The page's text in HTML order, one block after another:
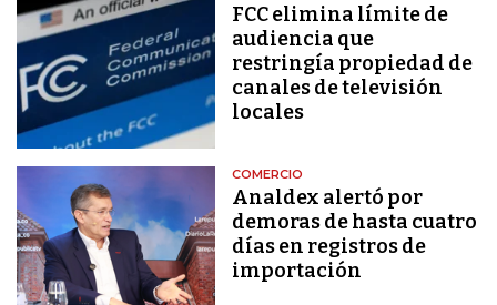
FCC elimina límite de
audiencia que
restringía propiedad de
canales de televisión
locales
COMERCIO
Analdex alertó por
demoras de hasta cuatro
días en registros de
importación